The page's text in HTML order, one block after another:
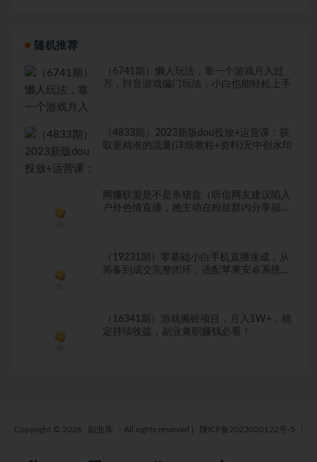
随机推荐
（6741期）懒人玩法，靠一个游戏月入过
万，抖音游戏偏门玩法，小白也能轻松上手
（4833期）2023新版dou投放+运营课：获
取更精准的流量(详细教程+资料)无中创水印
网赚联盟是不是杀猪盘（听信网友建议陷入
户外色情直播，她主动在粉丝群内分享福利
（19231期）零基础小白手机直播速成，从
筹备到成交完整闭环，适配苹果安卓系统，
（16341期）游戏搬砖项目，月入1W+，稳
定持续收益，副业兼职赚钱必看！
Copyright © 2026 副业库 - All rights reserved 陕ICP备2023020122号-5